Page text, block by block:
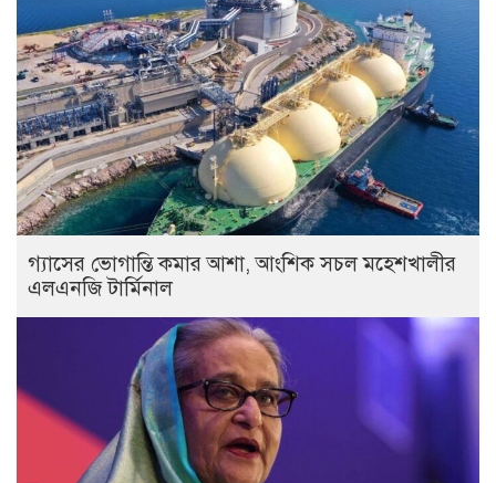
গ্যাসের ভোগান্তি কমার আশা, আংশিক সচল মহেশখালীর
এলএনজি টার্মিনাল